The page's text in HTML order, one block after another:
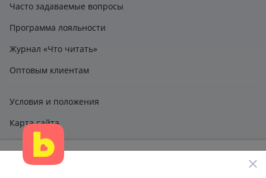
Часто задаваемые вопросы
Программа лояльности
Журнал «Что читать»
Оптовым клиентам
Условия и положения
Карта сайта
claimbook24@bookcentre.ru
Этот сайт использует файлы cookie и другие технологии,
чтобы помочь вам в навигации, а также предоставить